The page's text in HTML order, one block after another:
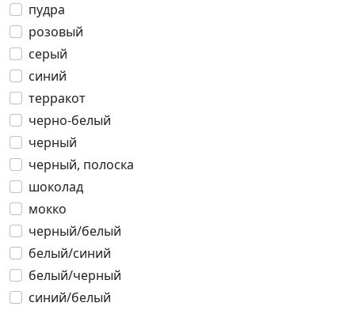
пудра
розовый
серый
синий
терракот
черно-белый
черный
черный, полоска
шоколад
мокко
черный/белый
белый/синий
белый/черный
синий/белый